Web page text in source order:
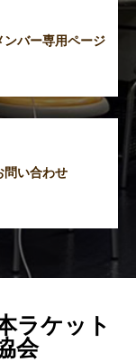
ンバー専用ページ
問い合わせ
ラケット
会